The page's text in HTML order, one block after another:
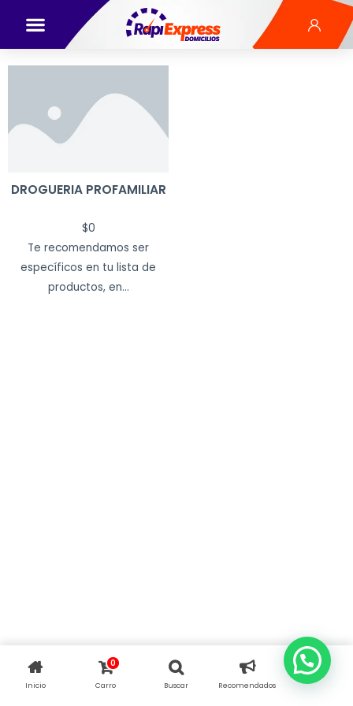
DROGUERIA PROFAMILIAR
$0
Te recomendamos ser
específicos en tu lista de
productos, en...
Inicio
0
Carro Buscar Recomendados